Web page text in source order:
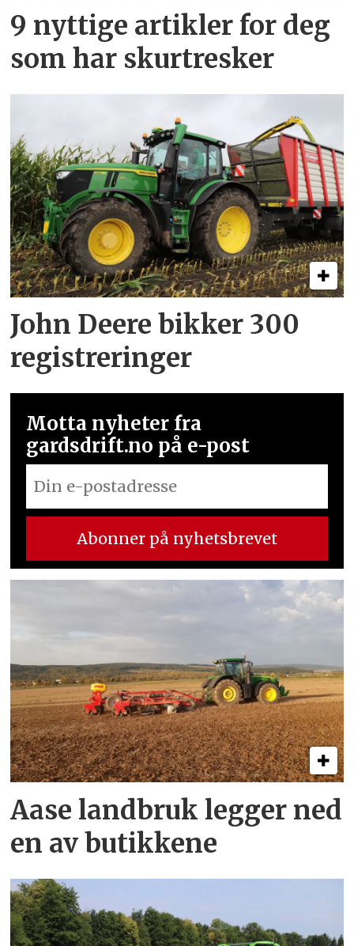
9 nyttige artikler for deg
som har skurtresker
John Deere bikker 300
registreringer
Motta nyheter fra
gardsdrift.no på e-post
Aase landbruk legger ned
en av butikkene